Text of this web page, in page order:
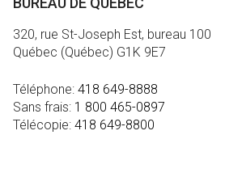
320, rue St-Joseph Est, bureau 100
Québec (Québec) G1K 9E7
Téléphone: 418 649-8888
Sans frais: 1 800 465-0897
Télécopie: 418 649-8800